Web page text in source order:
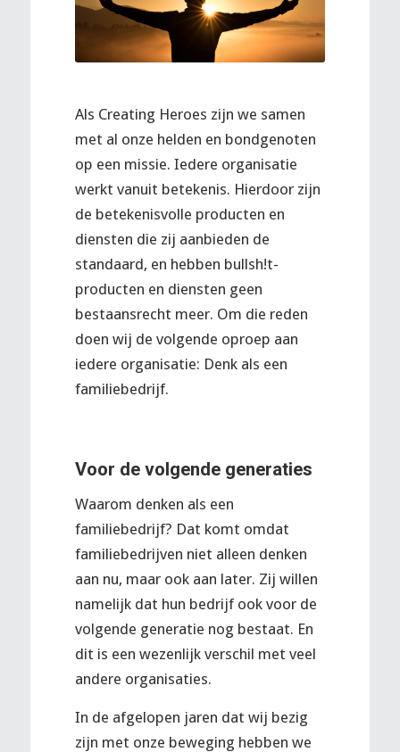
Als Creating Heroes zijn we samen
met al onze helden en bondgenoten
op een missie. Iedere organisatie
werkt vanuit betekenis. Hierdoor zijn
de betekenisvolle producten en
diensten die zij aanbieden de
standaard, en hebben bullsh!t-
producten en diensten geen
bestaansrecht meer. Om die reden
doen wij de volgende oproep aan
iedere organisatie: Denk als een
familiebedrijf.
Voor de volgende generaties
Waarom denken als een
familiebedrijf? Dat komt omdat
familiebedrijven niet alleen denken
aan nu, maar ook aan later. Zij willen
namelijk dat hun bedrijf ook voor de
volgende generatie nog bestaat. En
dit is een wezenlijk verschil met veel
andere organisaties.
In de afgelopen jaren dat wij bezig
zijn met onze beweging hebben we